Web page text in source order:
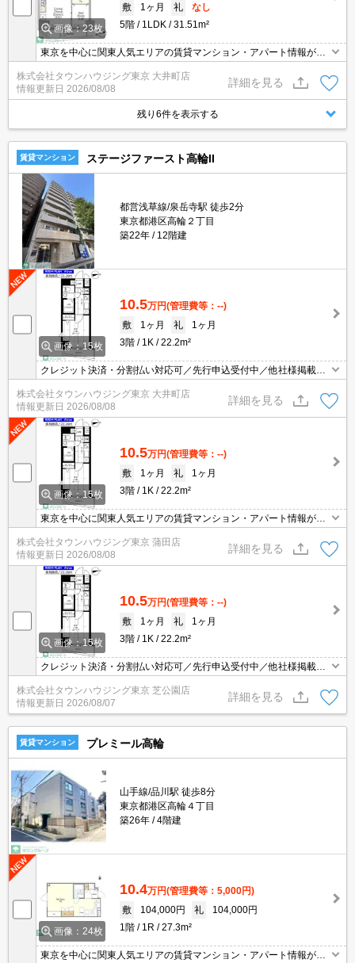
画像：23枚
敷 1ヶ月 礼
なし
5階
1LDK 31.51m²
東京を中心に関東人気エリアの賃貸マンション・アパート情報が豊
富！ 直営140店舗以上の 独自のネットワークで最適なマンション・
アパートをお探しします！
株式会社タウンハウジング東京 大井町店
情報更新日 2026/08/08
詳細を見る
残り6件を表示する
賃貸マンション ステージファースト高輪II
都営浅草線/泉岳寺駅 徒歩2分
東京都港区高輪２丁目
築22年
12階建
画像：15枚
10.5万円(管理費等：--)
敷
1ヶ月 礼
1ヶ月
3階
1K 22.2m²
クレジット決済・分割払い対応可／先行申込受付中／他社様掲載物
件もまとめてご案内可能／専任物件多数あり
株式会社タウンハウジング東京 大井町店
情報更新日 2026/08/08
詳細を見る
画像：15枚
10.5万円(管理費等：--)
敷
1ヶ月 礼
1ヶ月
3階
1K 22.2m²
東京を中心に関東人気エリアの賃貸マンション・アパート情報が豊
富！創業46年 直営140店舗以上の 独自のネットワークで最適なマン
ション・アパートをお探しします！
株式会社タウンハウジング東京 蒲田店
情報更新日 2026/08/08
詳細を見る
画像：15枚
10.5万円(管理費等：--)
敷
1ヶ月 礼
1ヶ月
3階
1K 22.2m²
クレジット決済・分割払い対応可／先行申込受付中／他社様掲載物
件もまとめてご案内可能／専任物件多数あり
株式会社タウンハウジング東京 芝公園店
情報更新日 2026/08/07
詳細を見る
賃貸マンション プレミール高輪
山手線/品川駅 徒歩8分
東京都港区高輪４丁目
築26年
4階建
画像：24枚
10.4万円(管理費等：5,000円)
敷
104,000円 礼
104,000円
1階
1R 27.3m²
東京を中心に関東人気エリアの賃貸マンション・アパート情報が豊